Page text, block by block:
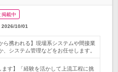
掲載中
2026/10/01
ら携われる】現場系システムや間接業
システム管理などをお任せします。
ます】「経験を活かして上流工程に挑